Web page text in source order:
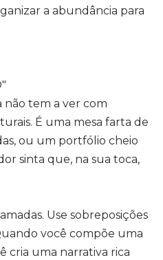
a abundância para
não tem a ver com
É uma mesa farta de
ou um portfólio cheio
sinta que, na sua toca,
Use sobreposições
você compõe uma
cria uma narrativa rica